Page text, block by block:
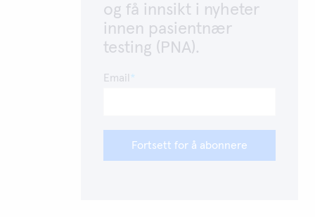
og få innsikt i nyheter
innen pasientnær
testing (PNA).
Email
Fortsett for å abonnere